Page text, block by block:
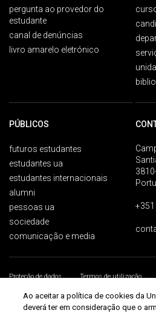
pergunta ao provedor do
estudante
canal de denúncias
livro amarelo eletrónico
PÚBLICOS
futuros estudantes
estudantes ua
estudantes internacionais
alumni
pessoas ua
sociedade
comunicação e media
Proteção de dados Termos de utilização
Universidade de Aveiro 2026
Ao aceitar a política de cookies da
deverá ter em consideração que o